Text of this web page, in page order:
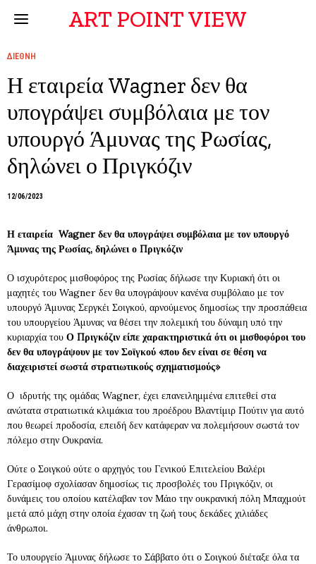
ART POINT VIEW
ΔΙΕΘΝΗ
Η εταιρεία Wagner δεν θα
υπογράψει συμβόλαια με τον
υπουργό Άμυνας της Ρωσίας,
δηλώνει ο Πριγκόζιν
12/06/2023
Η εταιρεία Wagner δεν θα υπογράψει συμβόλαια με τον υπουργό
Άμυνας της Ρωσίας, δηλώνει ο Πριγκόζιν
Ο ισχυρότερος μισθοφόρος της Ρωσίας δήλωσε την Κυριακή ότι οι
μαχητές του Wagner δεν θα υπογράψουν κανένα συμβόλαιο με τον
υπουργό Άμυνας Σεργκέι Σοιγκού, αρνούμενος δημοσίως την προσπάθεια
του υπουργείου Άμυνας να θέσει την πολεμική του δύναμη υπό την
κυριαρχία του Ο Πριγκόζιν είπε χαρακτηριστικά ότι οι μισθοφόροι του
δεν θα υπογράψουν με τον Σοϊγκού «που δεν είναι σε θέση να
διαχειριστεί σωστά στρατιωτικούς σχηματισμούς»
Ο ιδρυτής της ομάδας Wagner, έχει επανειλημμένα επιτεθεί στα
ανώτατα στρατιωτικά κλιμάκια του προέδρου Βλαντίμιρ Πούτιν για αυτό
που θεωρεί προδοσία, επειδή δεν κατάφεραν να πολεμήσουν σωστά τον
πόλεμο στην Ουκρανία.
Ούτε ο Σοιγκού ούτε ο αρχηγός του Γενικού Επιτελείου Βαλέρι
Γερασίμοφ σχολίασαν δημοσίως τις προσβολές του Πριγκόζιν, οι
δυνάμεις του οποίου κατέλαβαν τον Μάιο την ουκρανική πόλη Μπαχμούτ
μετά από μάχη στην οποία έχασαν τη ζωή τους δεκάδες χιλιάδες
άνθρωποι.
Το υπουργείο Άμυνας δήλωσε το Σάββατο ότι ο Σοιγκού διέταξε όλα τα